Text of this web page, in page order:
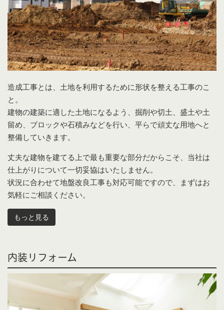
造成工事とは、土地を利用するために形状を整える工事のこ
と。
建物の建築に適した土地になるよう、掘削や切土、盛土や土
留め、ブロックや石積みなどを行い、平らで頑丈な用地へと
整備していきます。
丈夫な建物を建てる上で最も重要な部分だからこそ、当社は
仕上がりについて一切妥協はいたしません。
状況に合わせて地盤改良工事も対応可能ですので、まずはお
気軽にご相談ください。
もっと見る
内装リフォーム